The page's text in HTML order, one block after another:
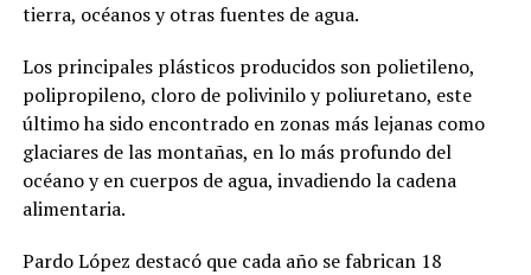
tierra, océanos y otras fuentes de agua.
Los principales plásticos producidos son polietileno,
polipropileno, cloro de polivinilo y poliuretano, este
último ha sido encontrado en zonas más lejanas como
glaciares de las montañas, en lo más profundo del
océano y en cuerpos de agua, invadiendo la cadena
alimentaria.
Pardo López destacó que cada año se fabrican 18